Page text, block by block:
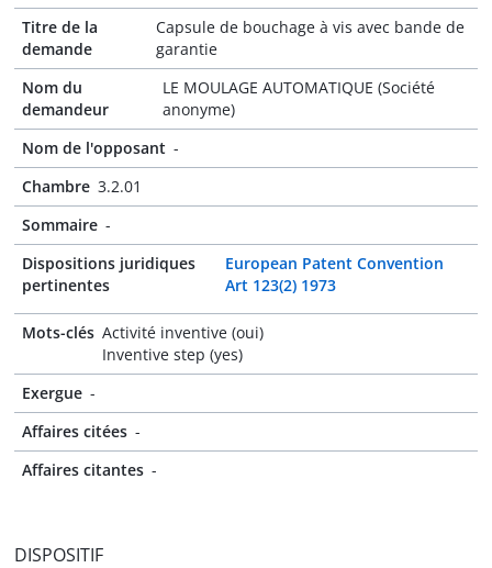
Titre de la
demande
Capsule de bouchage à vis avec bande de
garantie
Nom du
demandeur
LE MOULAGE AUTOMATIQUE (Société
anonyme)
Nom de l'opposant -
Chambre 3.2.01
Sommaire -
Dispositions juridiques
pertinentes
European Patent Convention
Art 123(2) 1973
Mots-clés Activité inventive (oui)
Inventive step (yes)
Exergue -
Affaires citées -
Affaires citantes -
DISPOSITIF